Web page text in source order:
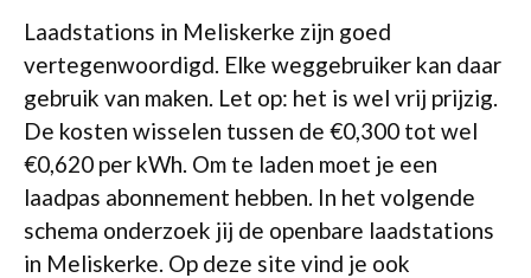
Laadstations in Meliskerke zijn goed
vertegenwoordigd. Elke weggebruiker kan daar
gebruik van maken. Let op: het is wel vrij prijzig.
De kosten wisselen tussen de €0,300 tot wel
€0,620 per kWh. Om te laden moet je een
laadpas abonnement hebben. In het volgende
schema onderzoek jij de openbare laadstations
in Meliskerke. Op deze site vind je ook